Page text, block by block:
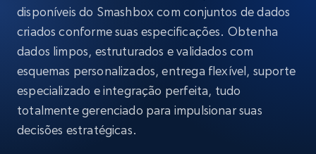
disponíveis do Smashbox com conjuntos de dados
criados conforme suas especificações. Obtenha
dados limpos, estruturados e validados com
esquemas personalizados, entrega flexível, suporte
especializado e integração perfeita, tudo
totalmente gerenciado para impulsionar suas
decisões estratégicas.